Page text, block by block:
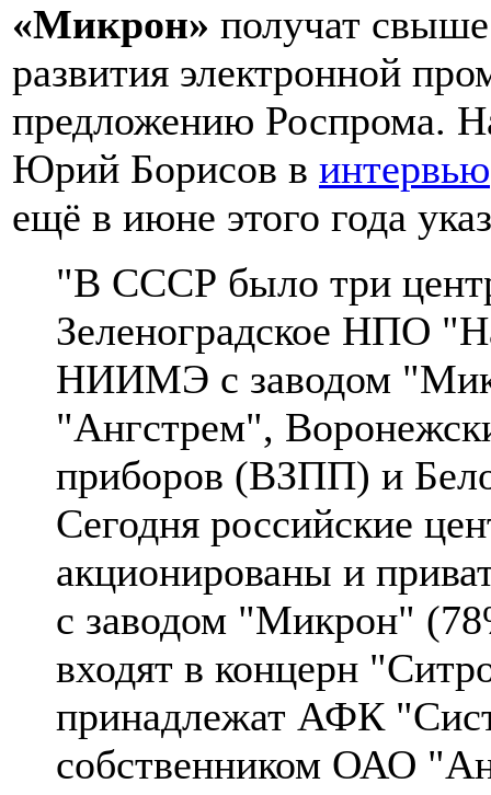
«Микрон» получат
развития электронной
предложению Роспрома.
Юрий Борисов в интервью
ещё в июне этого года
"В СССР было три
Зеленоградское НПО
НИИМЭ с заводом
"Ангстрем",
приборов (ВЗПП) и
Сегодня российские
акционированы и
с заводом "Микрон"
входят в концерн
принадлежат АФК
собственником ОАО